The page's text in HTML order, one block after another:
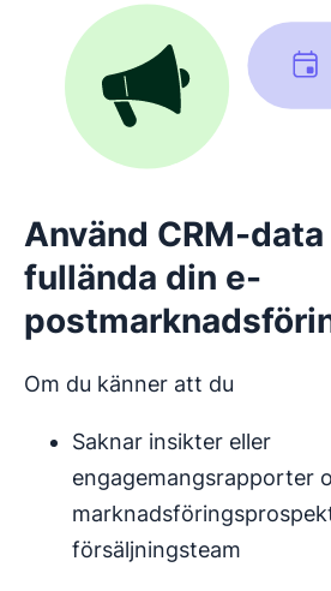
Använd CRM-
fullända din e-
Om du känner att du
Saknar insikter eller
engagemangsrapporter
försäljningsteam